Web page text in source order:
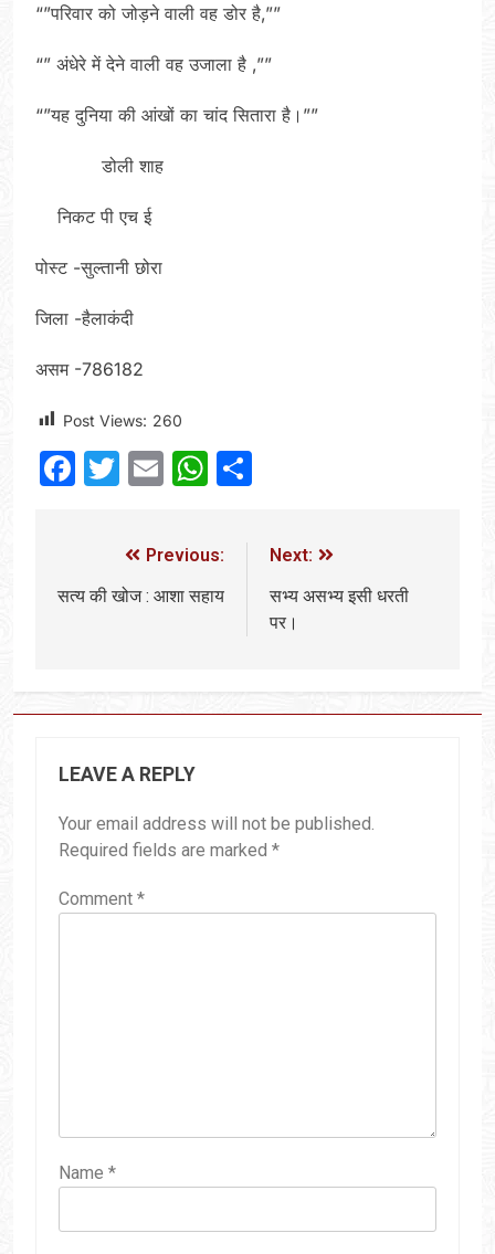
“”परिवार को जोड़ने वाली वह डोर है,””
“” अंधेरे में देने वाली वह उजाला है ,””
“”यह दुनिया की आंखों का चांद सितारा है।””
डोली शाह
निकट पी एच ई
पोस्ट -सुल्तानी छोरा
जिला -हैलाकंदी
असम -786182
Post Views: 260
Facebook
Twitter
EmailWhatsApp
Previous:
सत्य की खोज : आशा सहाय
Next:
सभ्य असभ्य इसी धरती
पर।
LEAVE A REPLY
Your email address will not be published.
Required fields are marked *
Comment *
Name *